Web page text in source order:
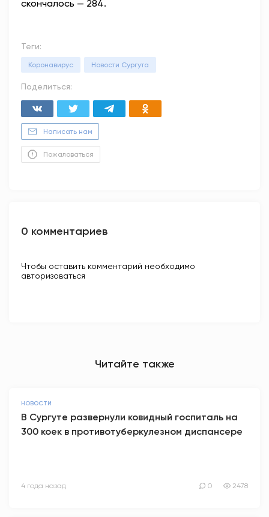
скончалось — 284.
Теги:
Коронавирус Новости Сургута
Поделиться:
Написать нам
Пожаловаться
0 комментариев
Чтобы оставить комментарий необходимо
авторизоваться
Читайте также
НОВОСТИ
В Сургуте развернули ковидный госпиталь на
300 коек в противотуберкулезном диспансере
4 года назад 0 2478